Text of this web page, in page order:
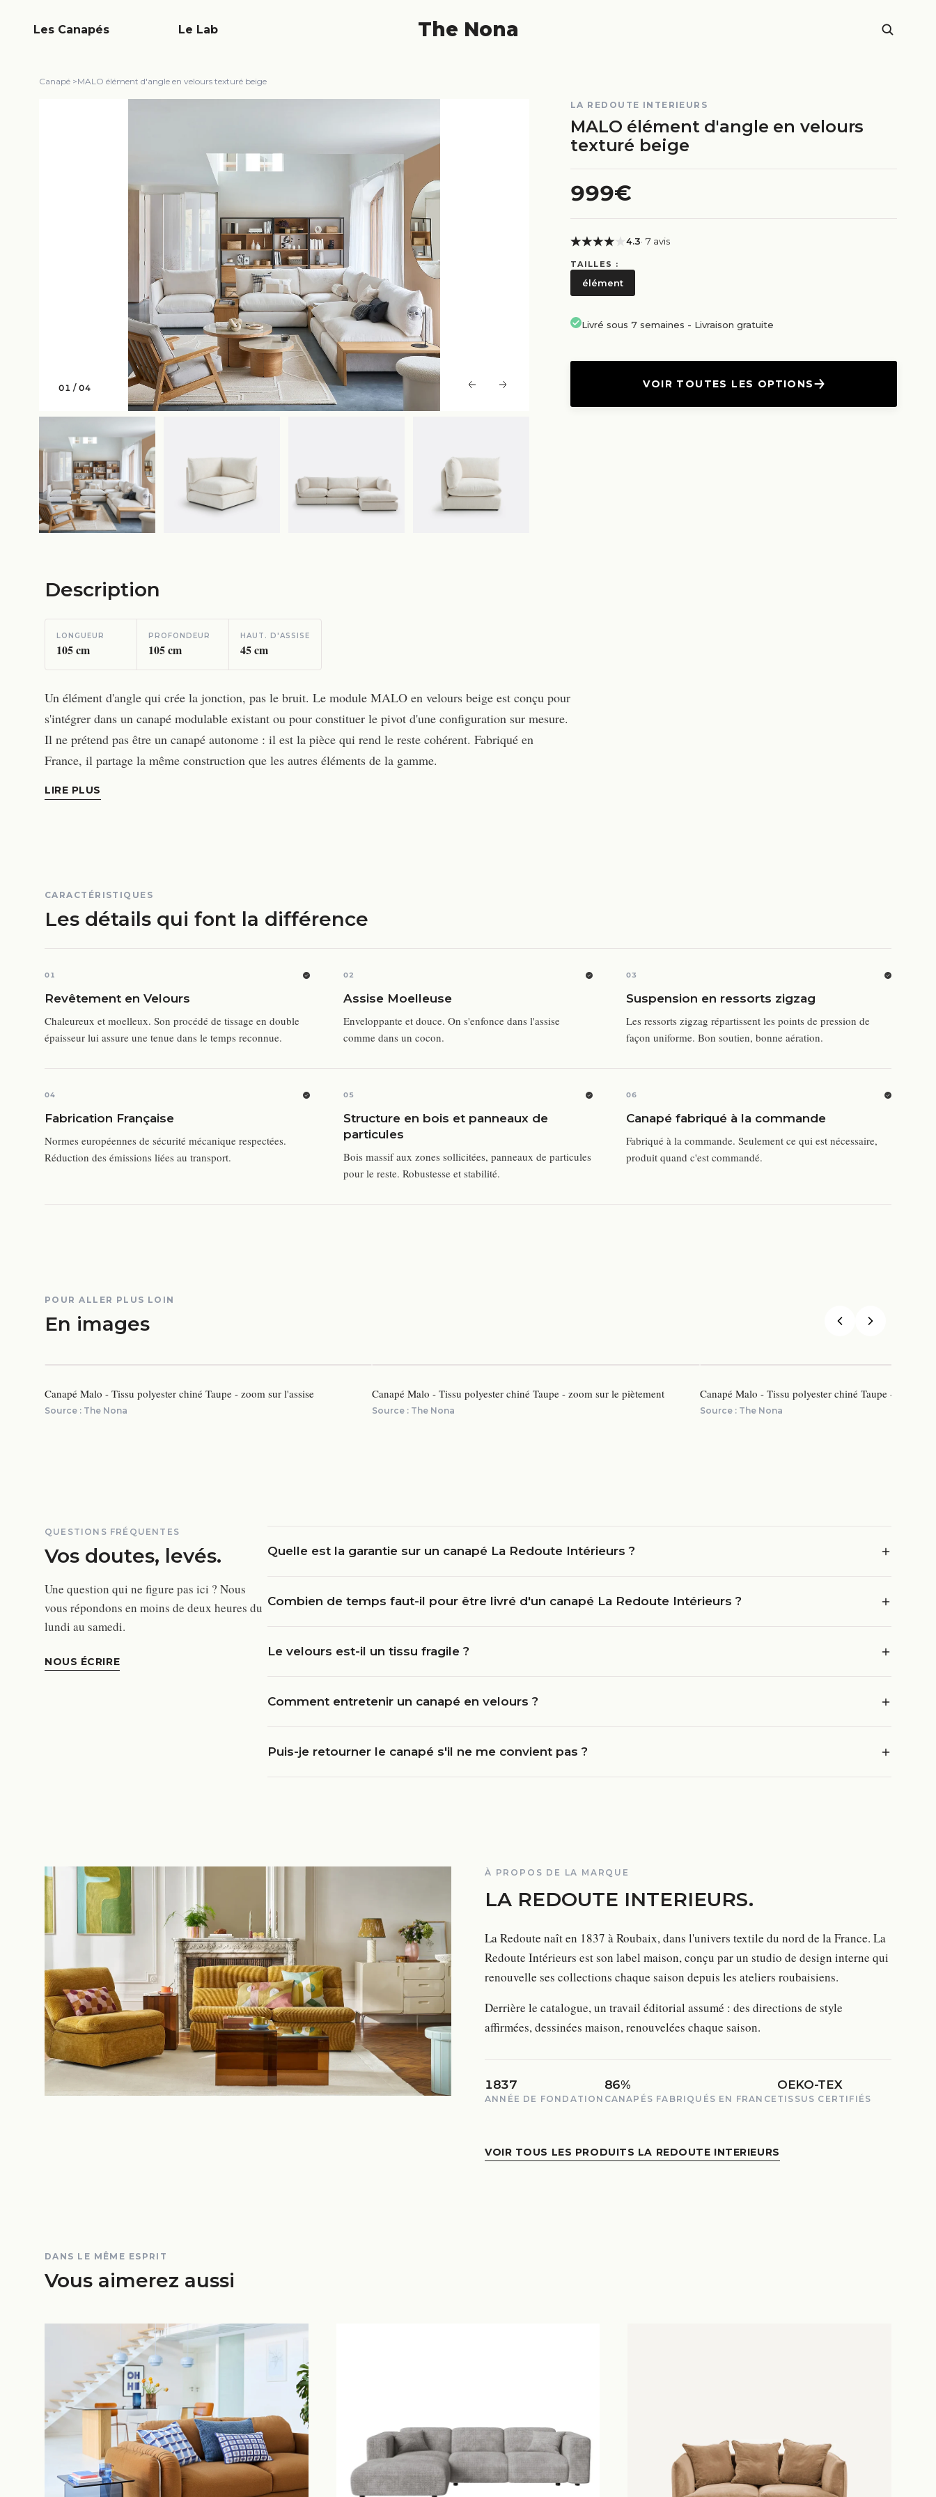
The Nona
Les Canapés Le Lab
Canapé >MALO élément d'angle en velours texturé beige
01 /04
LA REDOUTE INTERIEURS
MALO élément d'angle en velours
texturé beige
999€
4.3· 7 avis
TAILLES :
élément
Livré sous 7 semaines - Livraison gratuite
VOIR TOUTES LES OPTIONS
Description
LONGUEUR
105cm
PROFONDEUR
105cm
HAUT. D'ASSISE
45cm
Un élément d'angle qui crée la jonction, pas le bruit. Le module MALO en velours beige est conçu pour
s'intégrer dans un canapé modulable existant ou pour constituer le pivot d'une configuration sur mesure.
Il ne prétend pas être un canapé autonome : il est la pièce qui rend le reste cohérent. Fabriqué en
France, il partage la même construction que les autres éléments de la gamme.
LIRE PLUS
CARACTÉRISTIQUES
Les détails qui font la différence
01
Revêtement en Velours
Chaleureux et moelleux. Son procédé de tissage en double
épaisseur lui assure une tenue dans le temps reconnue.
02
Assise Moelleuse
Enveloppante et douce. On s'enfonce dans l'assise
comme dans un cocon.
03
Suspension en ressorts zigzag
Les ressorts zigzag répartissent les points de pression de
façon uniforme. Bon soutien, bonne aération.
04
Fabrication Française
Normes européennes de sécurité mécanique respectées.
Réduction des émissions liées au transport.
05
Structure en bois et panneaux de
particules
Bois massif aux zones sollicitées, panneaux de particules
pour le reste. Robustesse et stabilité.
06
Canapé fabriqué à la commande
Fabriqué à la commande. Seulement ce qui est nécessaire,
produit quand c'est commandé.
POUR ALLER PLUS LOIN
En images
Canapé Malo - Tissu polyester chiné Taupe - zoom sur l'assise
Source : The Nona
Canapé Malo - Tissu polyester chiné Taupe - zoom sur le piètement
Source : The Nona
Canapé Malo - Tissu polyester chiné Taupe - zoom
Source : The Nona
QUESTIONS FRÉQUENTES
Vos doutes, levés.
Une question qui ne figure pas ici ? Nous
vous répondons en moins de deux heures du
lundi au samedi.
NOUS ÉCRIRE
Quelle est la garantie sur un canapé La Redoute Intérieurs ?
Combien de temps faut-il pour être livré d'un canapé La Redoute Intérieurs ?
Le velours est-il un tissu fragile ?
Comment entretenir un canapé en velours ?
Puis-je retourner le canapé s'il ne me convient pas ?
À PROPOS DE LA MARQUE
LA REDOUTE INTERIEURS.
La Redoute naît en 1837 à Roubaix, dans l'univers textile du nord de la France. La
Redoute Intérieurs est son label maison, conçu par un studio de design interne qui
renouvelle ses collections chaque saison depuis les ateliers roubaisiens.
Derrière le catalogue, un travail éditorial assumé : des directions de style
affirmées, dessinées maison, renouvelées chaque saison.
1837
ANNÉE DE FONDATION
86%
CANAPÉS FABRIQUÉS EN FRANCE
OEKO-TEX
TISSUS CERTIFIÉS
VOIR TOUS LES PRODUITS LA REDOUTE INTERIEURS
DANS LE MÊME ESPRIT
Vous aimerez aussi